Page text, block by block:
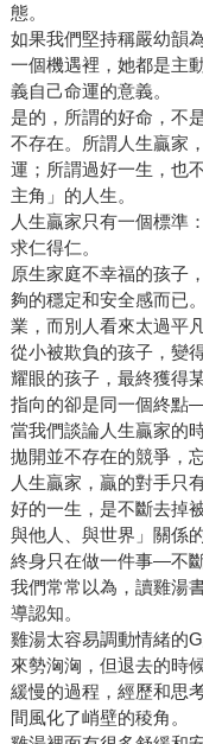
態。
如果我們堅持稱嚴幼韻
一個機遇裡，她都是主
義自己命運的意義。
是的，所謂的好命，不
不存在。所謂人生贏家
運；所謂過好一生，也
主角」的人生。
人生贏家只有一個標準
求仁得仁。
原生家庭不幸福的孩子
夠的穩定和安全感而已
業，而別人看來太過平
從小被欺負的孩子，變
耀眼的孩子，最終獲得
指向的卻是同一個終點
當我們談論人生贏家的
拋開並不存在的競爭，
人生贏家，贏的對手只
好的一生，是不斷去掉
與他人、與世界」關係
終身只在做一件事—不
我們常常以為，讀雞湯
導認知。
雞湯太容易調動情緒的
來勢洶洶，但退去的時
緩慢的過程，經歷和思
間風化了峭壁的稜角。